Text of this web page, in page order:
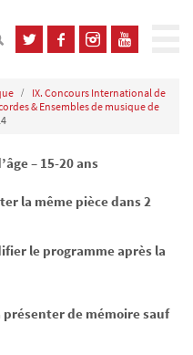
IX. Concours International de
& Ensembles de musique de
– 15-20 ans
la même pièce dans 2
le programme après la
de mémoire sauf